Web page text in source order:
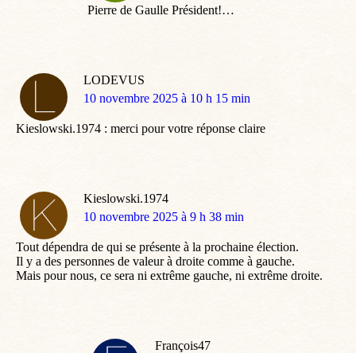
Pierre de Gaulle Président!…
LODEVUS
dit
10 novembre 2025 à 10 h 15 min
Kieslowski.1974 : merci pour votre réponse claire
Kieslowski.1974
dit
10 novembre 2025 à 9 h 38 min
Tout dépendra de qui se présente à la prochaine élection.
Il y a des personnes de valeur à droite comme à gauche.
Mais pour nous, ce sera ni extrême gauche, ni extrême droite.
François47